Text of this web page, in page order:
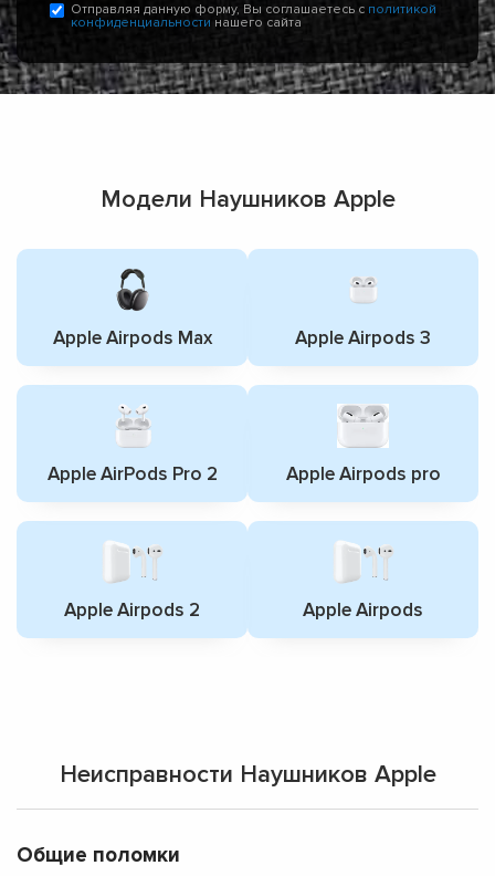
Отправляя данную форму, Вы соглашаетесь с политикой
конфиденциальности нашего сайта
Модели Наушников Apple
Apple Airpods Max Apple Airpods 3
Apple AirPods Pro 2 Apple Airpods pro
Apple Airpods 2 Apple Airpods
Неисправности Наушников Apple
Общие поломки